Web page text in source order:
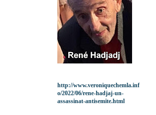
http://www.veroniquechemla.inf
o/2022/06/rene-hadjaj-un-
assassinat-antisemite.html